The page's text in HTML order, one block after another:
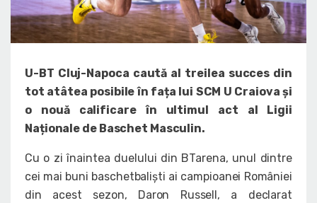
U-BT Cluj-Napoca caută al treilea succes din
tot atâtea posibile în fața lui SCM U Craiova și
o nouă calificare în ultimul act al Ligii
Naționale de Baschet Masculin.
Cu o zi înaintea duelului din BTarena, unul dintre
cei mai buni baschetbaliști ai campioanei României
din acest sezon, Daron Russell, a declarat